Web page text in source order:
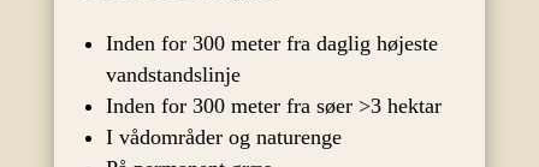
Inden for 300 meter fra daglig højeste
vandstandslinje
Inden for 300 meter fra søer >3 hektar
I vådområder og naturenge